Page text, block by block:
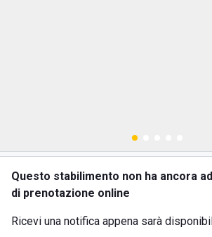
Questo stabilimento non ha ancora
di prenotazione online
Ricevi una notifica appena sarà